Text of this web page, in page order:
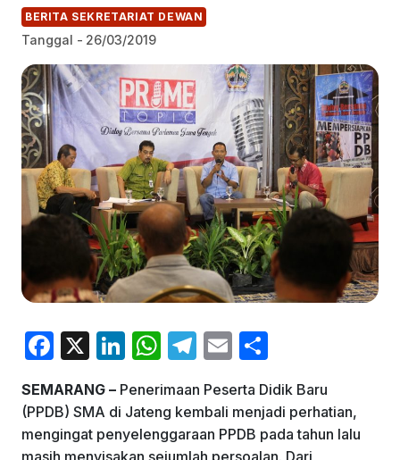
BERITA SEKRETARIAT DEWAN
Tanggal - 26/03/2019
F
c
e
X
Li
k
e
W
at
s
T
e
gr
E
ai
l
ar
e
SEMARANG – Penerimaan Peserta Didik Baru
(PPDB) SMA di Jateng kembali menjadi perhatian,
mengingat penyelenggaraan PPDB pada tahun lalu
masih menyisakan sejumlah persoalan. Dari